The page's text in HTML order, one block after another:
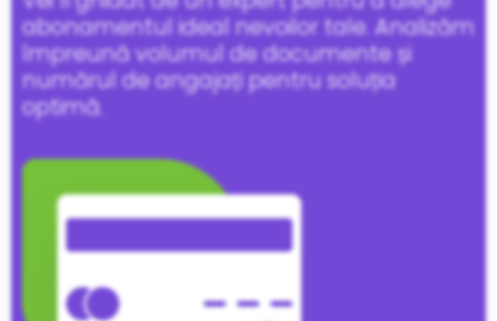
abonamentul ideal nevoilor tale. Analizăm
împreună volumul de documente și
numărul de angajați pentru soluția
optimă.